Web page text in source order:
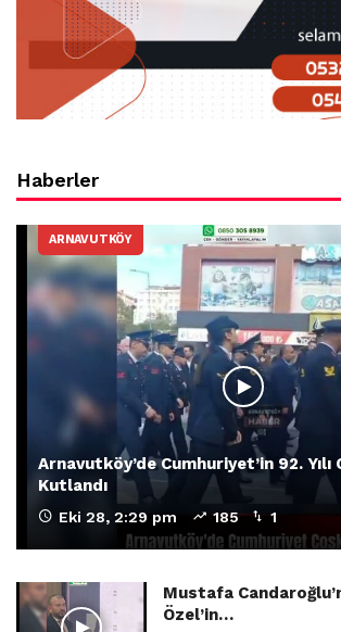
Haberler
ARNAVUTKÖY
Arnavutköy’de Cumhuriyet’in 92. Yılı
Kutlandı
Eki 28, 2:29 pm 185 1
Mustafa
Özel’in…